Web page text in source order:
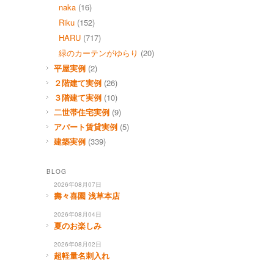
naka (16)
Riku (152)
HARU (717)
緑のカーテンがゆらり (20)
平屋実例 (2)
２階建て実例 (26)
３階建て実例 (10)
二世帯住宅実例 (9)
アパート賃貸実例 (5)
建築実例 (339)
BLOG
2026年08月07日
壽々喜園 浅草本店
2026年08月04日
夏のお楽しみ
2026年08月02日
超軽量名刺入れ